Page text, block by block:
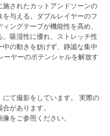
されたカットアンドソーンの
与える。ダブルレイヤーのフ
ングテープが機能性を高め、
吸湿性に優れ、ストレッチ性
の動きを妨げず、静謐な集中
ーヤーのポテンシャルを解放す
にて撮影をしています。 実際の
があります。
をご参照ください。